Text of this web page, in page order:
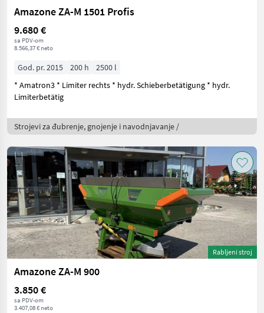
Amazone ZA-M 1501 Profis
9.680 €
sa PDV-om
8.566,37 € neto
God. pr. 2015 200 h
2500 l
* Amatron3 * Limiter rechts * hydr. Schieberbetätigung * hydr.
Limiterbetätig
Strojevi za đubrenje, gnojenje i navodnjavanje /
Rabljeni stroj
Amazone ZA-M 900
3.850 €
sa PDV-om
3.407,08 € neto